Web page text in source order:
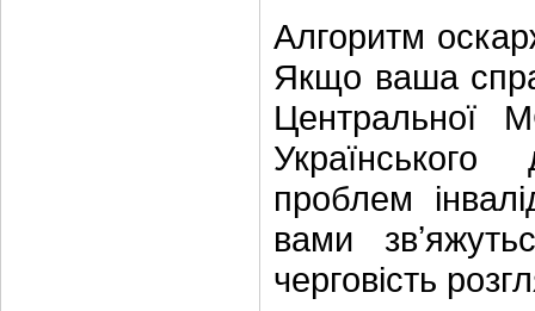
Алгоритм
Якщо ваша
Центральної
проблем
вами
черговість